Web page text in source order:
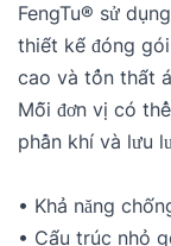
FengTu® sử
thiết kế đóng
cao và tổn thất
Mỗi đơn vị có
phần khí và lưu
• Khả năng
• Cấu trúc nhỏ